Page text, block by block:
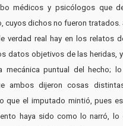
médicos y psicólogos que
cuyos dichos no fueron tratados.
verdad real hay en los relatos
datos objetivos de las heridas,
mecánica puntual del hecho;
ambos dijeron cosas
que el imputado mintió, pues
haya sido como lo narró, lo